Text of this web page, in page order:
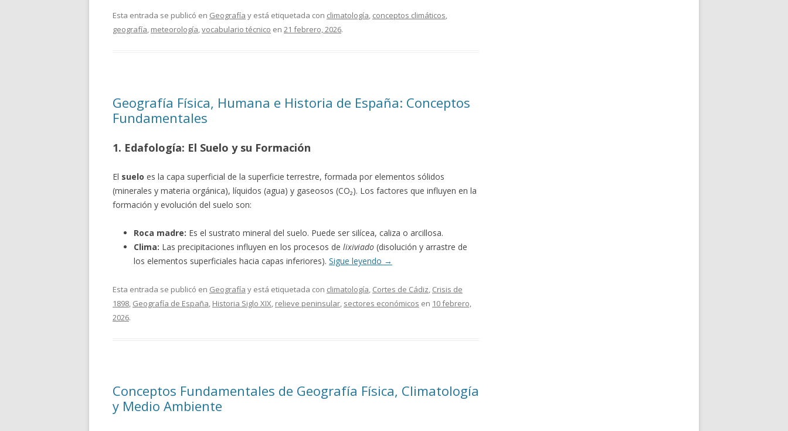
Esta entrada se publicó en Geografía y está etiquetada con climatología, conceptos climáticos,
geografía, meteorología,vocabulario técnico en 21 febrero, 2026.
Geografía Física, Humana e Historia de España: Conceptos
Fundamentales
1. Edafología: El Suelo y su Formación
El suelo es la capa superficial de la superficie terrestre, formada por elementos sólidos
(minerales y materia orgánica), líquidos (agua) y gaseosos (CO₂). Los factores que influyen en la
formación y evolución del suelo son:
Roca madre: Es el sustrato mineral del suelo. Puede ser silícea, caliza o arcillosa.
Clima: Las precipitaciones influyen en los procesos de lixiviado (disolución y arrastre de
los elementos superficiales hacia capas inferiores). Sigue leyendo →
Esta entrada se publicó en Geografía y está etiquetada con climatología, Cortes de Cádiz, Crisis de
1898, Geografía de España, Historia Siglo XIX, relieve peninsular, sectores económicos en 10 febrero,
2026.
Conceptos Fundamentales de Geografía Física, Climatología
y Medio Ambiente